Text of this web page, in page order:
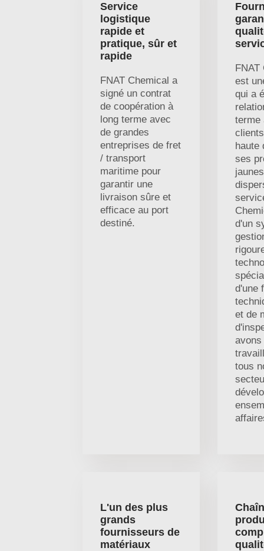
Service
logistique
rapide et
pratique, sûr et
rapide
FNAT Chemical a
signé un contrat
de coopération à
long terme avec
de grandes
entreprises de fret
/ transport
maritime pour
garantir une
livraison sûre et
efficace au port
destiné.
FNAT
est
qui a
terme
haute
ses
jaunes
d'un
d'une
et de
avons
tous
L'un des plus
grands
fournisseurs de
matériaux